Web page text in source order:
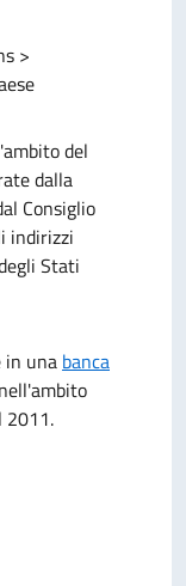
>
del
dalla
Consiglio
indirizzi
Stati
in una banca
2011.